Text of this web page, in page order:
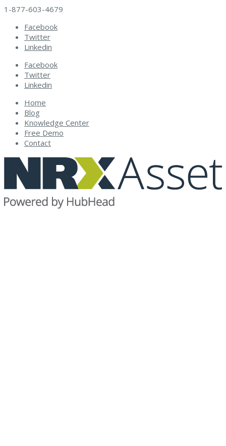
1-877-603-4679
Facebook
Twitter
Linkedin
Facebook
Twitter
Linkedin
Home
Blog
Knowledge Center
Free Demo
Contact